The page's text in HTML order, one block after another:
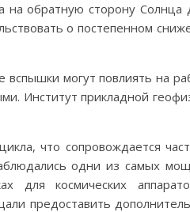
на обратную сторону Солнца
о постепенном
могут повлиять на
Институт прикладной
что сопровождается
одни из самых
для космических
предоставить